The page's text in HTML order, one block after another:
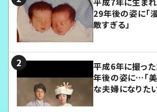
29年後の姿に「
敵すぎる」
平成6年に撮っ
年後の姿に…「美
な夫婦になりた